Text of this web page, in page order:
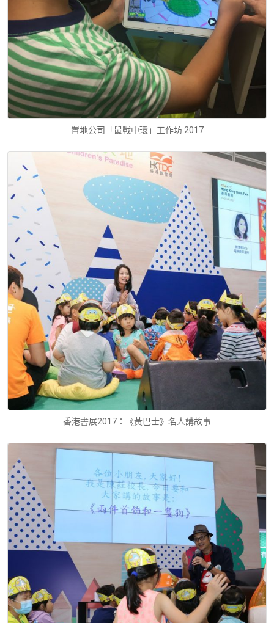
置地公司「鼠戰中環」工作坊 2017
香港書展2017：《黃巴士》名人講故事